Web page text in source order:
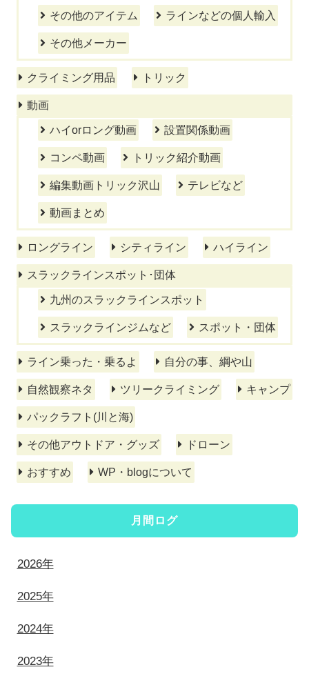
その他のアイテム ラインなどの個人輸入
その他メーカー
クライミング用品 トリック
動画
ハイorロング動画 設置関係動画
コンペ動画 トリック紹介動画
編集動画トリック沢山 テレビなど
動画まとめ
ロングライン シティライン ハイライン
スラックラインスポット･団体
九州のスラックラインスポット
スラックラインジムなど スポット・団体
ライン乗った・乗るよ 自分の事、綱や山
自然観察ネタ ツリークライミング キャンプ
パックラフト(川と海)
その他アウトドア・グッズ ドローン
おすすめ WP・blogについて
月間ログ
2026年
2025年
2024年
2023年